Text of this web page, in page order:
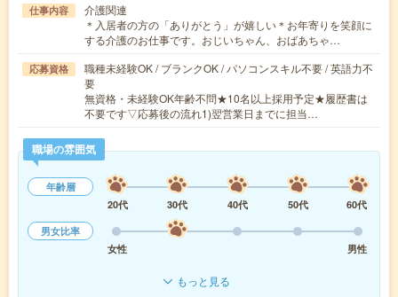
仕事内容
介護関連
＊入居者の方の「ありがとう」が嬉しい＊お年寄りを笑顔に
する介護のお仕事です。おじいちゃん、おばあちゃ…
応募資格
職種未経験OK / ブランクOK / パソコンスキル不要 / 英語力不
要
無資格・未経験OK年齢不問★10名以上採用予定★履歴書は
不要です▽応募後の流れ1)翌営業日までに担当…
職場の雰囲気
年齢層
20代
30代 40代 50代
60代
男女比率
女性
男性
もっと見る